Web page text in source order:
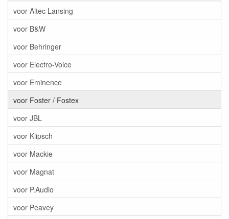
voor Altec Lansing
voor B&W
voor Behringer
voor Electro-Voice
voor Eminence
voor Foster / Fostex
voor JBL
voor Klipsch
voor Mackie
voor Magnat
voor P.Audio
voor Peavey